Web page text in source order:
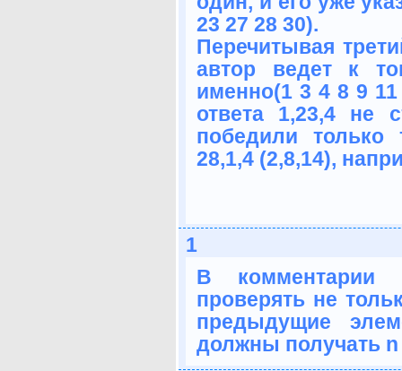
23 27 28 30).
Перечитывая
автор ведет к
именно(1 3 4 8 9
ответа 1,23,4 не
победили
28,1,4 (2,8,14),
1
В комментарии
проверять не
предыдущие
должны получать n